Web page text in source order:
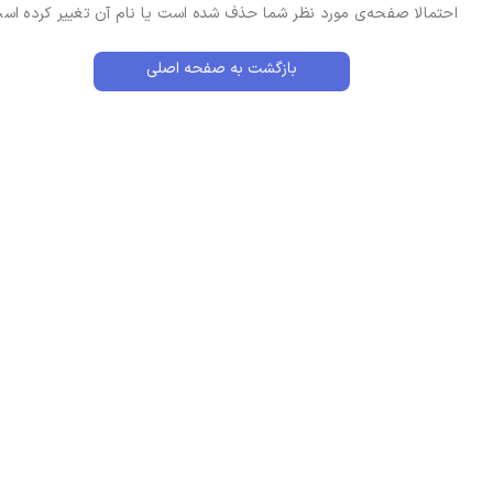
احتمالا صفحه‌ی مورد نظر شما حذف شده است یا نام آن تغییر کرده
بازگشت به صفحه اصلی